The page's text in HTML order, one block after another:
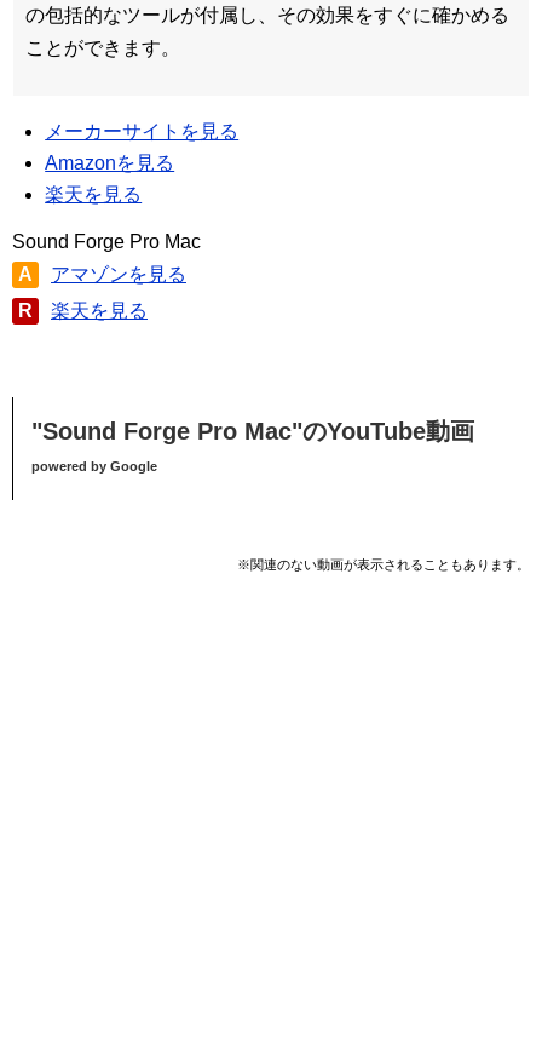
の包括的なツールが付属し、その効果をすぐに確かめる
ことができます。
メーカーサイトを見る
Amazonを見る
楽天を見る
Sound Forge Pro Mac
A
アマゾンを見る
R
楽天を見る
"Sound Forge Pro Mac"のYouTube動画
powered by Google
※関連のない動画が表示されることもあります。